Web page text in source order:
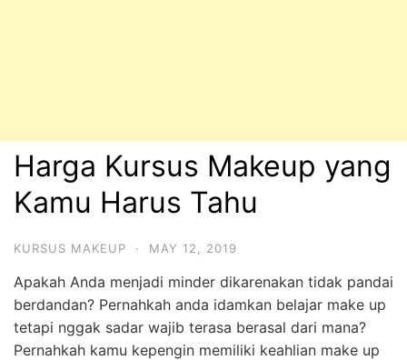
Harga Kursus Makeup yang
Kamu Harus Tahu
KURSUS MAKEUP · MAY 12, 2019
Apakah Anda menjadi minder dikarenakan tidak pandai
berdandan? Pernahkah anda idamkan belajar make up
tetapi nggak sadar wajib terasa berasal dari mana?
Pernahkah kamu kepengin memiliki keahlian make up